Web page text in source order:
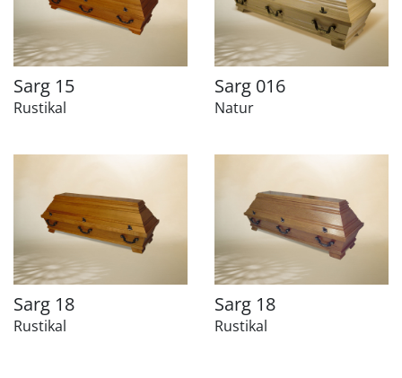
Sarg 15
Rustikal
Sarg 016
Natur
Sarg 18
Rustikal
Sarg 18
Rustikal